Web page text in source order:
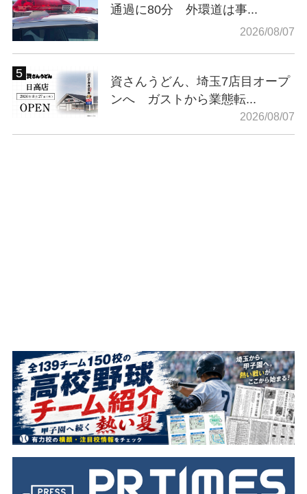
通過に80分 外環道は事...
2026/08/07
資さんうどん、埼玉7店目オープ
ンへ ガストから業態転...
2026/08/07